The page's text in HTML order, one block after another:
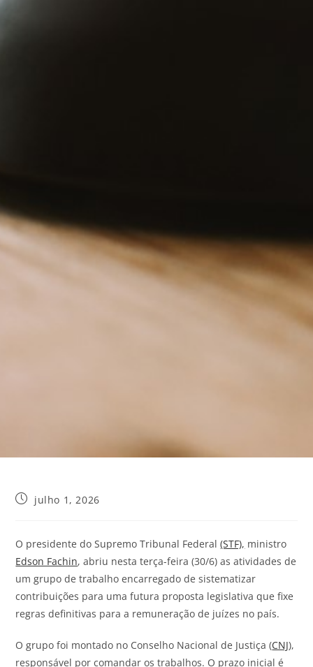
julho 1, 2026
O presidente do Supremo Tribunal Federal(STF), ministro
Edson Fachin, abriu nesta terça-feira (30/6) as atividades de
um grupo de trabalho encarregado de sistematizar
contribuições para uma futura proposta legislativa que fixe
regras definitivas para a remuneração de juízes no país.
O grupo foi montado no Conselho Nacional de Justiça (CNJ),
responsável por comandar os trabalhos. O prazo inicial é